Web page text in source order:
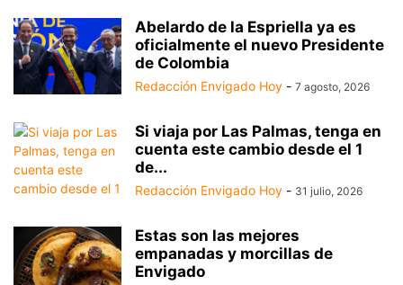
Abelardo de la Espriella ya es
oficialmente el nuevo Presidente
de Colombia
Redacción Envigado Hoy - 7 agosto, 2026
Si viaja por Las Palmas, tenga en
cuenta este cambio desde el 1
de...
Redacción Envigado Hoy - 31 julio, 2026
Estas son las mejores
empanadas y morcillas de
Envigado